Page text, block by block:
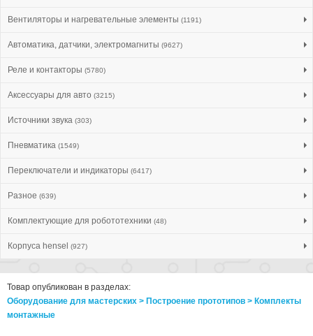
Вентиляторы и нагревательные элементы (1191)
Автоматика, датчики, электромагниты (9627)
Реле и контакторы (5780)
Аксессуары для авто (3215)
Источники звука (303)
Пневматика (1549)
Переключатели и индикаторы (6417)
Разное (639)
Комплектующие для робототехники (48)
Корпуса hensel (927)
Товар опубликован в разделах:
Оборудование для мастерских > Построение прототипов > Комплекты
монтажные